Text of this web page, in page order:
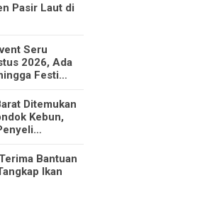
Pasir Laut di
Seru
2026, Ada
Festi…
Ditemukan
Kebun,
Bantuan
Ikan